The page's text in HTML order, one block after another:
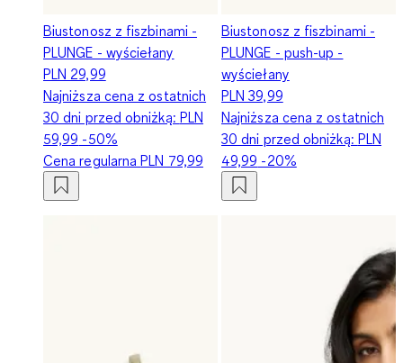
Biustonosz z fiszbinami -
PLUNGE - wyściełany
PLN 29,99
Najniższa cena z ostatnich
30 dni przed obniżką: PLN
59,99 -50%
Cena regularnaPLN 79,99
Biustonosz z fiszbinami -
PLUNGE - push-up -
wyściełany
PLN 39,99
Najniższa cena z ostatnich
30 dni przed obniżką: PLN
49,99 -20%